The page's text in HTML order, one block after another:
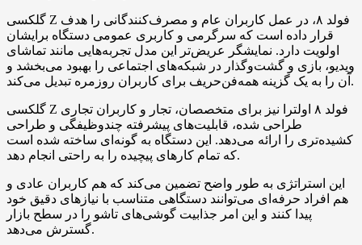
گلکسی Z فولد ۸، در عمل کاربران عام و مصرف‌کنندگانی را هدف
قرار داده است که سرگرمی و کاربری عمومی دستگاه برایشان
اولویت دارد. نمایشگر عریض‌تر این مدل تجربه‌هایی مانند تماشای
ویدیو، بازی و گشت‌وگذار در شبکه‌های اجتماعی را بهبود می‌بخشد و
آن را به یک گزینه همه‌فن‌حریف برای کاربران روزمره تبدیل می‌کند.
گلکسی Z فولد ۸ اولترا نیز برای متخصصان، تجار و کاربران تجاری
طراحی شده، قابلیت‌های پیشرفته چندوظیفگی و طراحی
کشیده‌تری را ارائه می‌دهد. این دستگاه به گونه‌ای ساخته شده است
که تمام کارهای پیچیده را به راحتی انجام دهد.
این استراتژی به طور واضح تضمین می‌کند که هم کاربران عادی و
هم افراد حرفه‌ای می‌توانند دستگاهی متناسب با نیازهای دقیق خود
پیدا کنند و این امر جذابیت گوشی‌های تاشو را در سطح بازار
گسترش می‌دهد.